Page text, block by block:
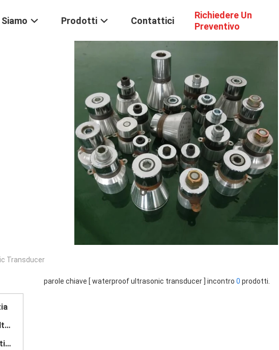
Siamo Prodotti Contattici
Richiedere Un
Preventivo
Transducer
Trasduttore ad ultrasuoni ad alta potenza
Trasduttore ultrasonico di multi frequenza
parole chiave [ waterproof ultrasonic transducer ] incontro 0 prodotti.